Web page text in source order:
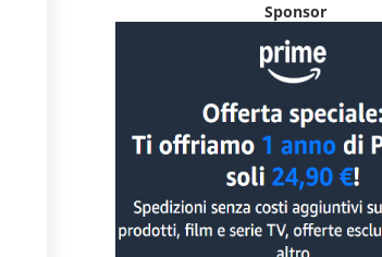
Sponsor